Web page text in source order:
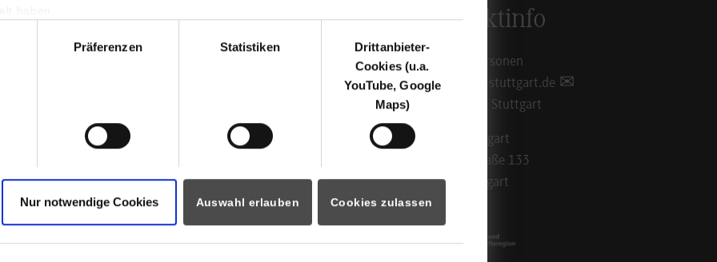
Präferenzen Statistiken
Drittanbieter-
Cookies (u.a.
YouTube, Google
Maps)
Nur notwendige Cookies Auswahl erlauben Cookies zulassen
für
Visitors
Portale
Intranet / Sharepoint
Kontaktinfo
Ansprechpersonen
info@dhbw-stuttgart.de
Standorte in Stuttgart
DHBW Stuttgart
Rotebühlstraße 133
70197 Stuttgart